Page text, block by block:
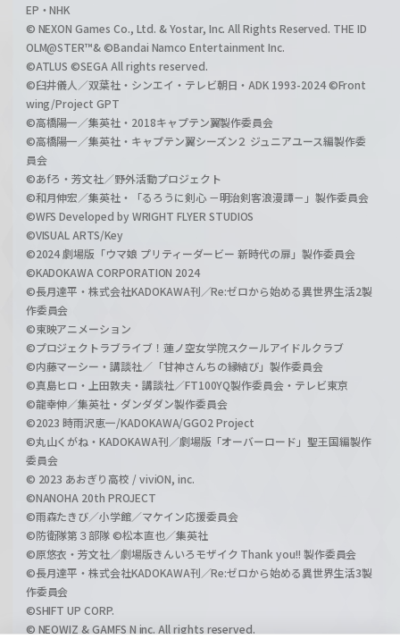
EP・NHK
© NEXON Games Co., Ltd. & Yostar, Inc. All Rights Reserved. THE ID
OLM@STER™& ©Bandai Namco Entertainment Inc.
©ATLUS ©SEGA All rights reserved.
©臼井儀人／双葉社・シンエイ・テレビ朝日・ADK 1993-2024 ©Front
wing/Project GPT
©高橋陽一／集英社・2018キャプテン翼製作委員会
©高橋陽一／集英社・キャプテン翼シーズン２ ジュニアユース編製作委
員会
©あfろ・芳文社／野外活動プロジェクト
©和月伸宏／集英社・「るろうに剣心 －明治剣客浪漫譚－」製作委員会
©WFS Developed by WRIGHT FLYER STUDIOS
©VISUAL ARTS/Key
©2024 劇場版「ウマ娘 プリティーダービー 新時代の扉」製作委員会
©KADOKAWA CORPORATION 2024
©長月達平・株式会社KADOKAWA刊／Re:ゼロから始める異世界生活2製
作委員会
©東映アニメーション
©プロジェクトラブライブ！蓮ノ空女学院スクールアイドルクラブ
©内藤マーシー・講談社／「甘神さんちの縁結び」製作委員会
©真島ヒロ・上田敦夫・講談社／FT100YQ製作委員会・テレビ東京
©龍幸伸／集英社・ダンダダン製作委員会
©2023 時雨沢恵一/KADOKAWA/GGO2 Project
©丸山くがね・KADOKAWA刊／劇場版「オーバーロード」聖王国編製作
委員会
© 2023 あおぎり高校 / viviON, inc.
©NANOHA 20th PROJECT
©雨森たきび／小学館／マケイン応援委員会
©防衛隊第３部隊 ©松本直也／集英社
©原悠衣・芳文社／劇場版きんいろモザイク Thank you!! 製作委員会
©長月達平・株式会社KADOKAWA刊／Re:ゼロから始める異世界生活3製
作委員会
©SHIFT UP CORP.
© NEOWIZ & GAMFS N inc. All rights reserved.